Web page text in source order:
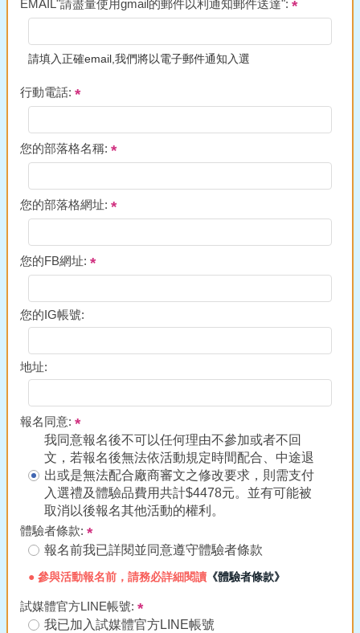
EMAIL"請盡量使用gmail的郵件以利通知郵件送達":
請填入正確email,我們將以電子郵件通知入選
行動電話:
您的部落格名稱:
您的部落格網址:
您的FB網址:
您的IG帳號:
地址:
報名同意:
我同意報名後不可以任何理由不參加或者不回
文，若報名後無法依活動規定時間配合、中途退
出或是無法配合廠商審文之修改要求，則需支付
入選禮及體驗品費用共計$4478元。並有可能被
取消以後報名其他活動的權利。
體驗者條款:
報名前我已詳閱並同意遵守體驗者條款
● 參與活動報名前，請務必詳細閱讀 《體驗者條款》
試媒體官方LINE帳號:
我已加入試媒體官方LINE帳號